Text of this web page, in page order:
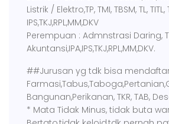
Listrik / Elektro,TP, TMI, TBSM, TL, TITL,
IPS,TKJ,RPL,MM,DKV
Perempuan : Admnstrasi Daring,
Akuntansi,IPA,IPS,TKJ,RPL,MM,DKV.
##Jurusan yg tdk bisa mendaftar
Bangunan,Perikanan, TKR, TAB,
* Mata Tidak Minus, tidak buta